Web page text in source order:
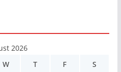
2026
W T F S